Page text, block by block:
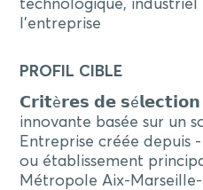
technologique,
l’entreprise
PROFIL CIBLE
𝗖𝗿𝗶𝘁è𝗿𝗲𝘀 𝗱𝗲
innovante basée sur un
Entreprise créée depuis
ou établissement
Métropole Aix-